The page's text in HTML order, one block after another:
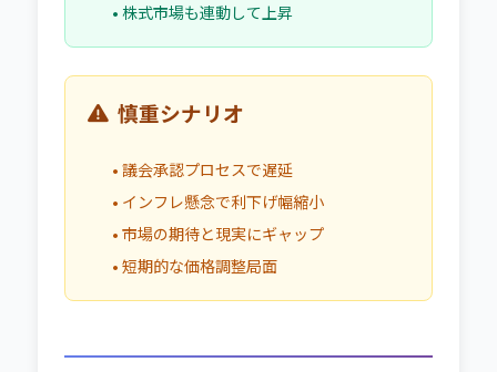
• 株式市場も連動して上昇
慎重シナリオ
• 議会承認プロセスで遅延
• インフレ懸念で利下げ幅縮小
• 市場の期待と現実にギャップ
• 短期的な価格調整局面